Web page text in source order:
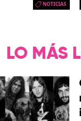
NOTICIAS
LO MÁS